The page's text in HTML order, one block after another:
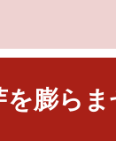
を膨らま